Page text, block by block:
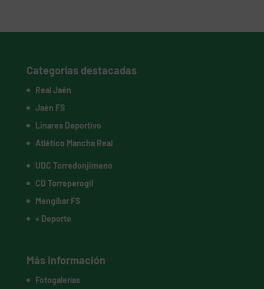
Categorías destacadas
Real Jaén
Jaén FS
Linares Deportivo
Atlético Mancha Real
UDC Torredonjimeno
CD Torreperogil
Mengíbar FS
+ Deporte
Más información
Fotogalerías